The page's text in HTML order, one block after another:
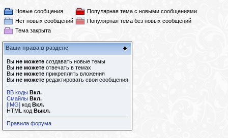
Новые сообщения
Популярная тема с новыми сообщениями
Нет новых сообщений
Популярная тема без новых сообщений
Тема закрыта
Ваши права в разделе
Вы не можете создавать новые темы
Вы не можете отвечать в темах
Вы не можете прикреплять вложения
Вы не можете редактировать свои сообщения
BB коды Вкл.
Смайлы Вкл.
[IMG] код Вкл.
HTML код Выкл.
Правила форума